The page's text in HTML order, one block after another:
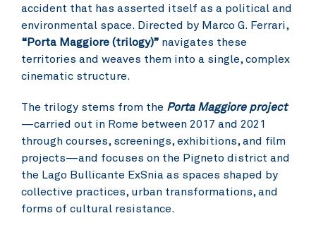
accident that has asserted itself as a political and
environmental space. Directed by Marco G. Ferrari,
“Porta Maggiore (trilogy)” navigates these
territories and weaves them into a single, complex
cinematic structure.
The trilogy stems from the Porta Maggiore project
—carried out in Rome between 2017 and 2021
through courses, screenings, exhibitions, and film
projects—and focuses on the Pigneto district and
the Lago Bullicante ExSnia as spaces shaped by
collective practices, urban transformations, and
forms of cultural resistance.